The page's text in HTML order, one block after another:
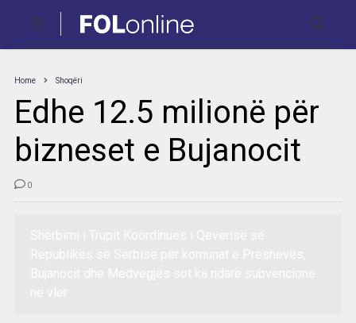
Home Shoqëri
Edhe 12.5 milionë për
bizneset e Bujanocit
0